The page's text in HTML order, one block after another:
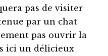
pas de visiter
par un chat
pas ouvrir la
ici un délicieux